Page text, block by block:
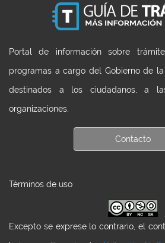
Portal de información sobre
programas a cargo del Gobierno de
destinados a los ciudadanos, a
organizaciones.
Contacto
Términos de uso
Excepto se exprese lo contrario, el